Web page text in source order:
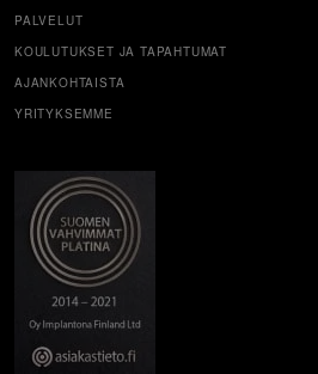
PALVELUT
KOULUTUKSET JA TAPAHTUMAT
AJANKOHTAISTA
YRITYKSEMME